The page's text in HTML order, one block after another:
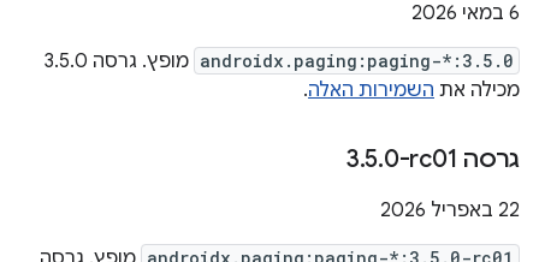
‫6 במאי 2026
androidx.paging:paging-*:3.5.0
מופץ. גרסה 3.5.0
מכילה את השמירות האלה.
גרסה ‎3 .5.0-rc01
‫22 באפריל 2026